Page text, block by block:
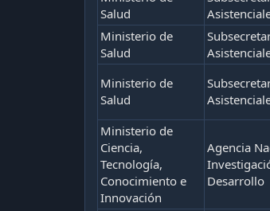
Salud
Ministerio de
Salud
Ministerio de
Salud
Ministerio de
Ciencia,
Tecnología,
Conocimiento e
Innovación
Agencia
Desarrollo